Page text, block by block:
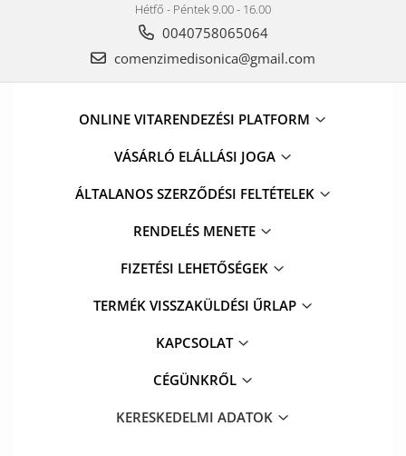
Hétfő - Péntek 9.00 - 16.00
0040758065064
comenzimedisonica@gmail.com
ONLINE VITARENDEZÉSI PLATFORM
VÁSÁRLÓ ELÁLLÁSI JOGA
ÁLTALANOS SZERZŐDÉSI FELTÉTELEK
RENDELÉS MENETE
FIZETÉSI LEHETŐSÉGEK
TERMÉK VISSZAKÜLDÉSI ŰRLAP
KAPCSOLAT
CÉGÜNKRŐL
KERESKEDELMI ADATOK